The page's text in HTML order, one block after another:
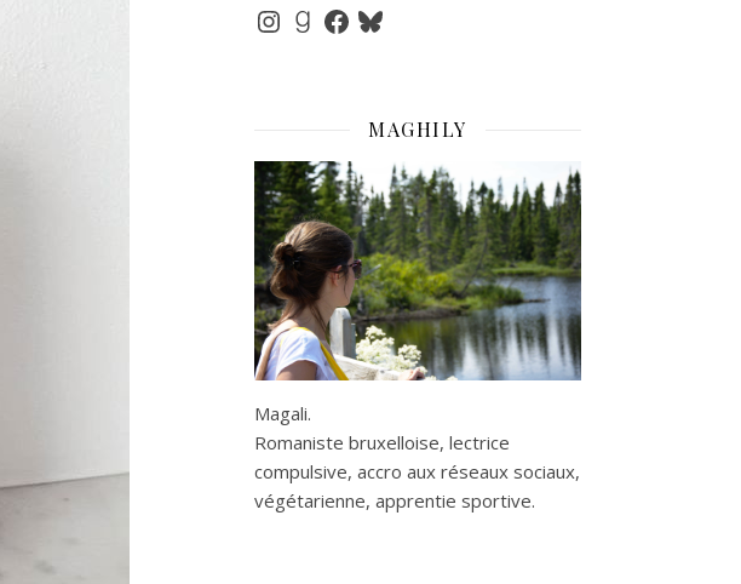
Instagram
Goodreads
Facebook
Bluesky
MAGHILY
Magali.
Romaniste bruxelloise, lectrice
compulsive, accro aux réseaux sociaux,
végétarienne, apprentie sportive.